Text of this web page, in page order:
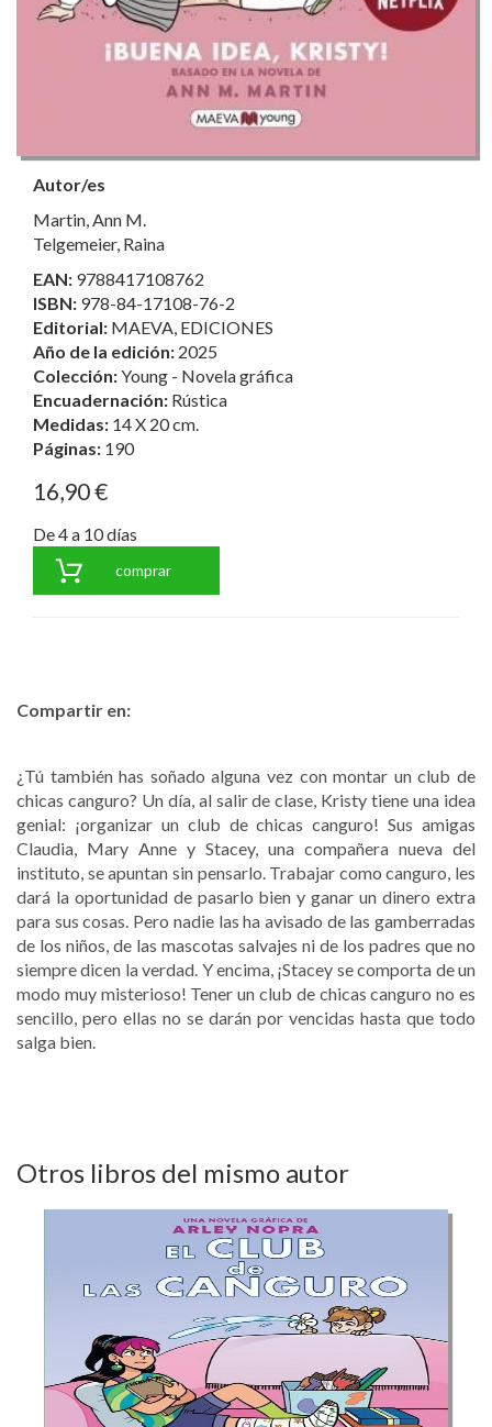
Autor/es
Martin, Ann M.
Telgemeier, Raina
EAN: 9788417108762
ISBN: 978-84-17108-76-2
Editorial: MAEVA, EDICIONES
Año de la edición: 2025
Colección:Young - Novela gráfica
Encuadernación: Rústica
Medidas: 14 X 20 cm.
Páginas: 190
16,90 €
De 4 a 10 días
comprar
Compartir en:
¿Tú también has soñado alguna vez con montar un club de
chicas canguro? Un día, al salir de clase, Kristy tiene una idea
genial: ¡organizar un club de chicas canguro! Sus amigas
Claudia, Mary Anne y Stacey, una compañera nueva del
instituto, se apuntan sin pensarlo. Trabajar como canguro, les
dará la oportunidad de pasarlo bien y ganar un dinero extra
para sus cosas. Pero nadie las ha avisado de las gamberradas
de los niños, de las mascotas salvajes ni de los padres que no
siempre dicen la verdad. Y encima, ¡Stacey se comporta de un
modo muy misterioso! Tener un club de chicas canguro no es
sencillo, pero ellas no se darán por vencidas hasta que todo
salga bien.
Otros libros del mismo autor